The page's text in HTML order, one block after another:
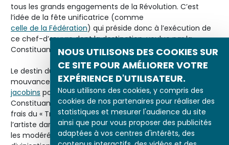
NOUS UTILISONS DES COOKIES SUR
CE SITE POUR AMÉLIORER VOTRE
EXPÉRIENCE D'UTILISATEUR.
Nous utilisons des cookies, y compris des
cookies de nos partenaires pour réaliser des
statistiques et mesurer l'audience du site
ainsi que pour vous proposer des publicités
adaptées à vos centres d'intérêts, des
tous les grands engagements de la Révolution. C’est
l’idée de la fête unificatrice (comme
celle de la Fédération) qui préside donc à l’exécution de
ce chef-d’œuvre dont la destination, voulue par la
Constituante, était la salle des séances de l’Assemblée.
Le destin du Serment du Jeu de paumeest à l’image de la
mouvance révolutionnaire : la souscription lancée par les
jacobins pour financer sa réalisation n’aboutit point. La
Constituante décida de financer l’œuvre de David aux
frais du « Trésor Public », mais l’engagement progressif de
l’artiste dans la Révolution et le fossé qui se creusa entre
les modérés et les extrémistes rendirent caduque cette